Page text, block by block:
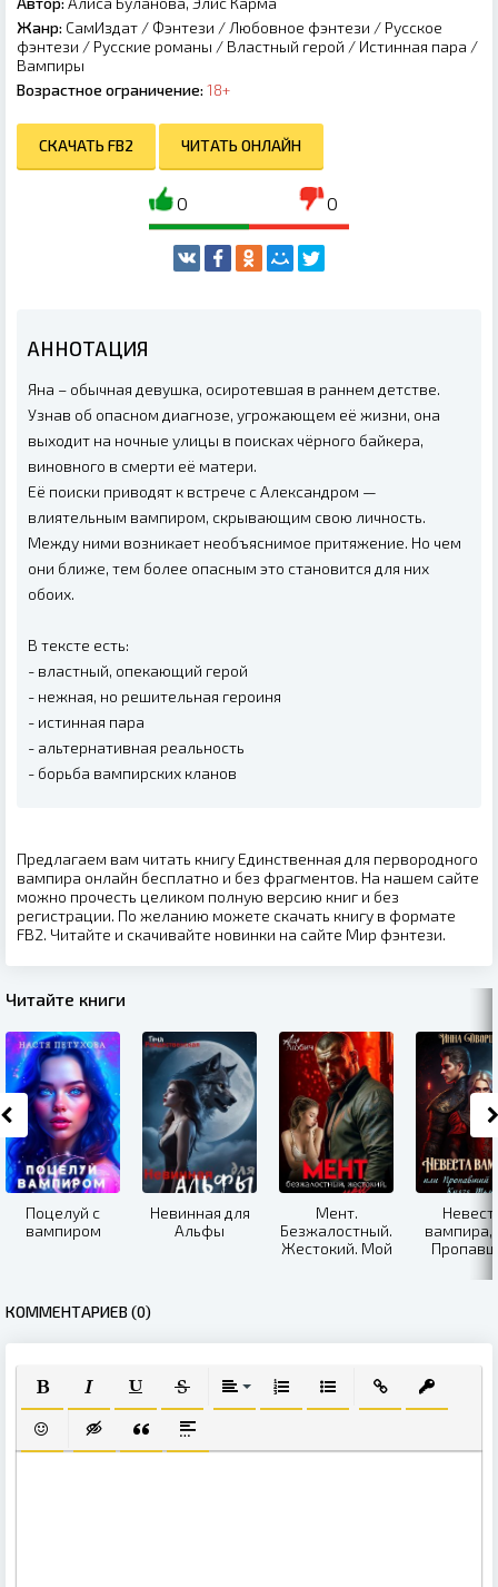
Жанр: СамИздат / Фэнтези / Любовное фэнтези / Русское
фэнтези / Русские романы / Властный герой / Истинная пара /
Вампиры
Возрастное ограничение: 18+
СКАЧАТЬ FB2 ЧИТАТЬ ОНЛАЙН
0 0
АННОТАЦИЯ
Яна – обычная девушка, осиротевшая в раннем детстве.
Узнав об опасном диагнозе, угрожающем её жизни, она
выходит на ночные улицы в поисках чёрного байкера,
виновного в смерти её матери.
Её поиски приводят к встрече с Александром —
влиятельным вампиром, скрывающим свою личность.
Между ними возникает необъяснимое притяжение. Но чем
они ближе, тем более опасным это становится для них
обоих.
В тексте есть:
-‍ властный, опекающий герой
-‍ нежная, но решительная героиня
-‍ истинная пара
-‍ альтернативная реальность
-‍ борьба вампирских кланов
Предлагаем вам читать книгу Единственная для первородного
вампира онлайн бесплатно и без фрагментов. На нашем сайте
можно прочесть целиком полную версию книг и без
регистрации. По желанию можете скачать книгу в формате
FB2. Читайте и скачивайте новинки на сайте Мир фэнтези.
Читайте книги
Поцелуй с
вампиром
Невинная для
Альфы
Мент.
Безжалостный.
Жестокий. Мой
вампира,
Тьмы
КОММЕНТАРИЕВ (0)
ПОЛУЖИРНЫЙ
КУРСИВПОДЧЕРКНУТЫЙ
ЗАЧЕРКНУТЫЙВЫРАВНИВАНИЕ
НУМЕРОВАННЫЙ СПИСОК
МАРКИРОВАННЫЙ
ВСТАВИТЬ
ВСТАВИТЬ СМАЙЛИК
ВСТАВКА СКРЫТОГО ТЕКСТА
ВСТАВКА ЦИТАТЫ
ВСТАВКА СПОЙЛЕРА